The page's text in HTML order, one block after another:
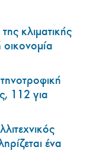
κλιματικής
112 για
ένα